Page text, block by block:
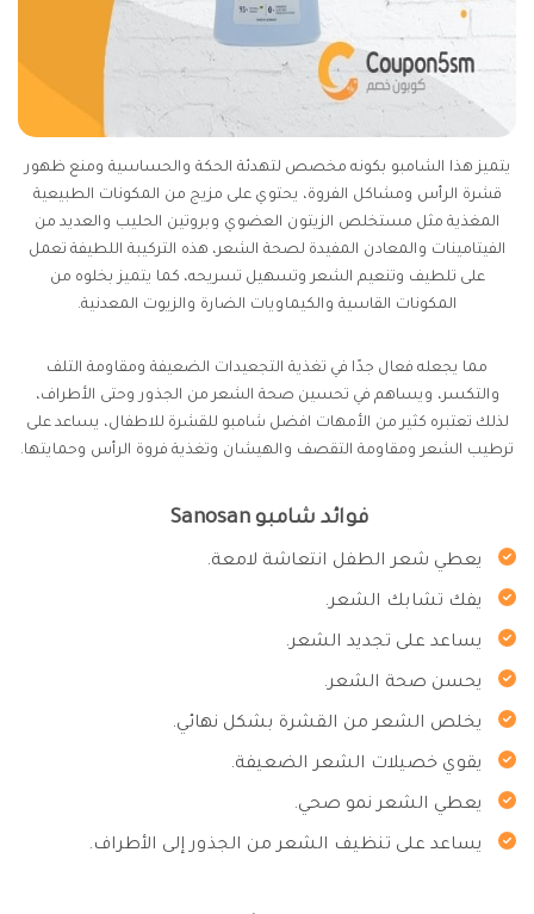
يتميز هذا الشامبو بكونه مخصص لتهدئة الحكة والحساسية ومنع ظهور
قشرة الرأس ومشاكل الفروة، يحتوي على مزيج من المكونات الطبيعية
المغذية مثل مستخلص الزيتون العضوي وبروتين الحليب والعديد من
الفيتامينات والمعادن المفيدة لصحة الشعر، هذه التركيبة اللطيفة تعمل
على تلطيف وتنعيم الشعر وتسهيل تسريحه، كما يتميز بخلوه من
المكونات القاسية والكيماويات الضارة والزيوت المعدنية.
مما يجعله فعال جدًا في تغذية التجعيدات الضعيفة ومقاومة التلف
والتكسر، ويساهم في تحسين صحة الشعر من الجذور وحتى الأطراف،
لذلك تعتبره كثير من الأمهات افضل شامبو للقشرة للاطفال، يساعد على
ترطيب الشعر ومقاومة التقصف والهيشان وتغذية فروة الرأس وحمايتها.
فوائد شامبو Sanosan
يعطي شعر الطفل انتعاشة لامعة.
يفك تشابك الشعر.
يساعد على تجديد الشعر.
يحسن صحة الشعر.
يخلص الشعر من القشرة بشكل نهائي.
يقوي خصيلات الشعر الضعيفة.
يعطي الشعر نمو صحي.
يساعد على تنظيف الشعر من الجذور إلى الأطراف.